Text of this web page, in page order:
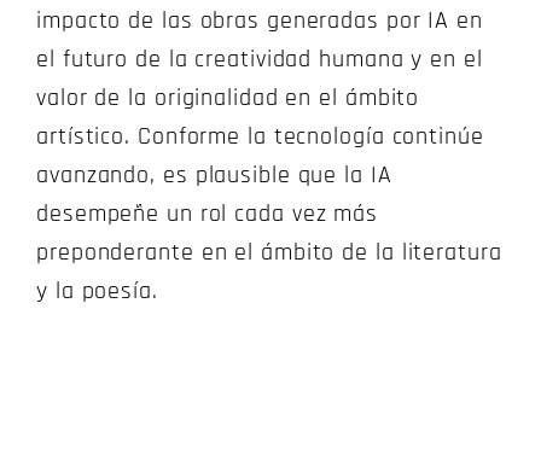
impacto de las obras generadas por IA en
el futuro de la creatividad humana y en el
valor de la originalidad en el ámbito
artístico. Conforme la tecnología continúe
avanzando, es plausible que la IA
desempeñe un rol cada vez más
preponderante en el ámbito de la literatura
y la poesía.